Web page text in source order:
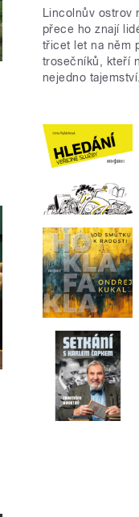
Lincolnův ostrov
přece ho znají
třicet let na něm
trosečníků, kteří
nejedno tajemství.